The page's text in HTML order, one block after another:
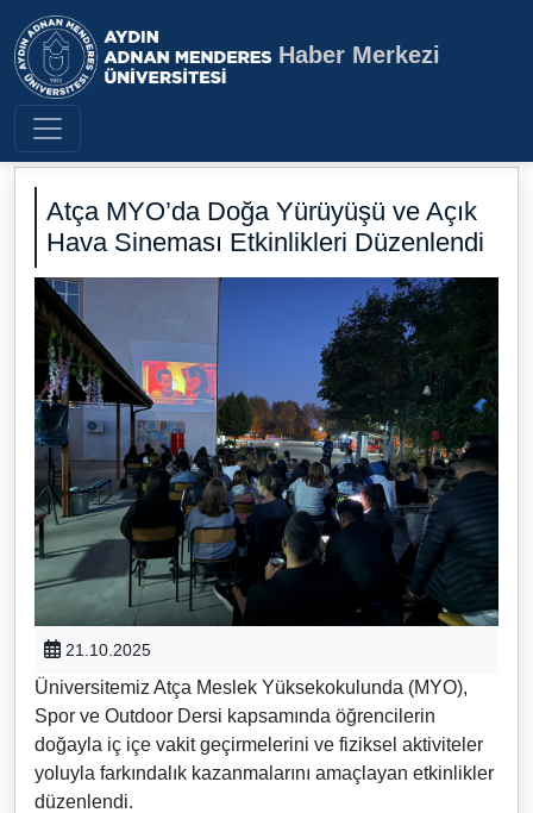
Aydın Adnan Menderes
Haber Merkezi
Atça MYO’da Doğa Yürüyüşü ve Açık
Hava Sineması Etkinlikleri Düzenlendi
21.10.2025
Üniversitemiz Atça Meslek Yüksekokulunda (MYO),
Spor ve Outdoor Dersi kapsamında öğrencilerin
doğayla iç içe vakit geçirmelerini ve fiziksel aktiviteler
yoluyla farkındalık kazanmalarını amaçlayan etkinlikler
düzenlendi.